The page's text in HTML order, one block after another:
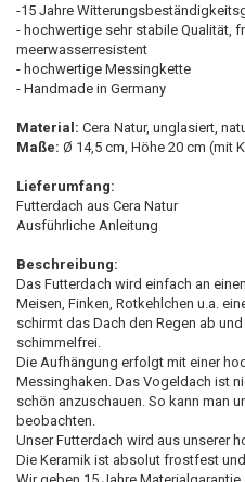
-15 Jahre
- hochwertige sehr stabile Qualität,
meerwasserresistent
- hochwertige Messingkette
- Handmade in Germany
Material: Cera Natur, unglasiert,
Maße: Ø 14,5 cm, Höhe 20 cm (mit
Lieferumfang:
Futterdach aus Cera Natur
Ausführliche Anleitung
Beschreibung:
Das Futterdach wird einfach an
Meisen, Finken, Rotkehlchen u.a.
schirmt das Dach den Regen ab
schimmelfrei.
Die Aufhängung erfolgt mit einer
Messinghaken. Das Vogeldach ist
schön anzuschauen. So kann man
beobachten.
Unser Futterdach wird aus unserer
Die Keramik ist absolut frostfest
Wir geben 15 Jahre Materialgarantie.